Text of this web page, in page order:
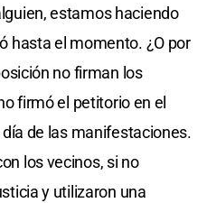
estamos haciendo
hasta el momento. ¿O por
no firman los
firmó el petitorio en el
de las manifestaciones.
los vecinos, si no
y utilizaron una